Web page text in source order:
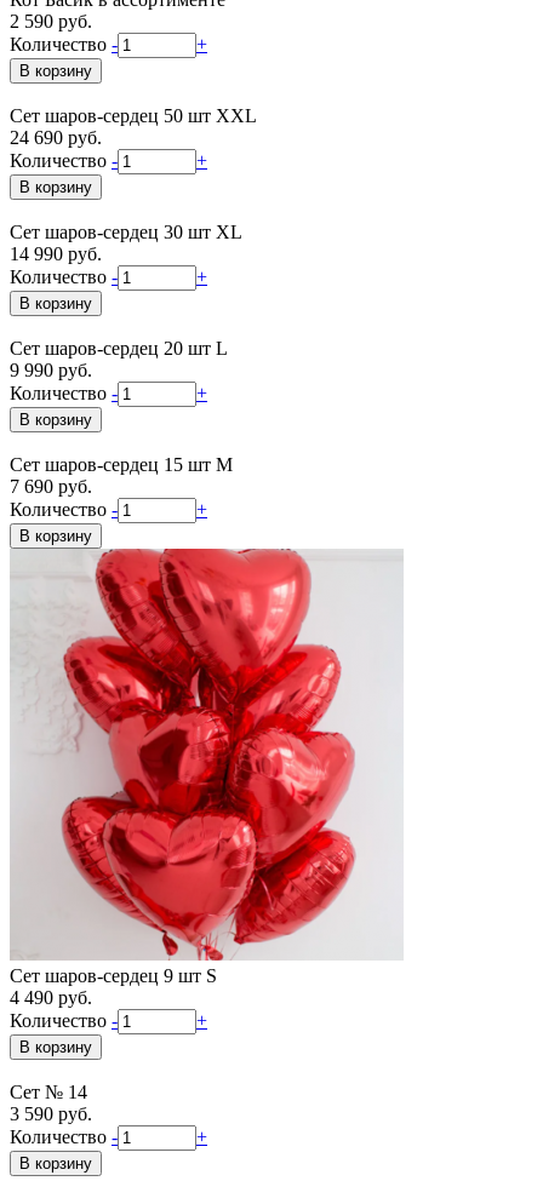
2 590 руб.
Количество - +
Сет шаров-сердец 50 шт XXL
24 690 руб.
Количество - +
Сет шаров-сердец 30 шт XL
14 990 руб.
Количество - +
Сет шаров-сердец 20 шт L
9 990 руб.
Количество - +
Сет шаров-сердец 15 шт М
7 690 руб.
Количество - +
Сет шаров-сердец 9 шт S
4 490 руб.
Количество - +
Сет № 14
3 590 руб.
Количество - +